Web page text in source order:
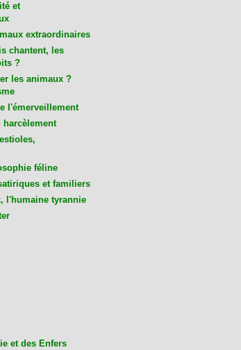
et
extraordinaires
chantent, les
?
les animaux ?
l'émerveillement
féline
et familiers
l'humaine tyrannie
et des Enfers